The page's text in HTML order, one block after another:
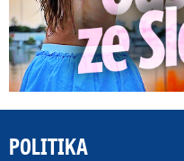
POLITIKA